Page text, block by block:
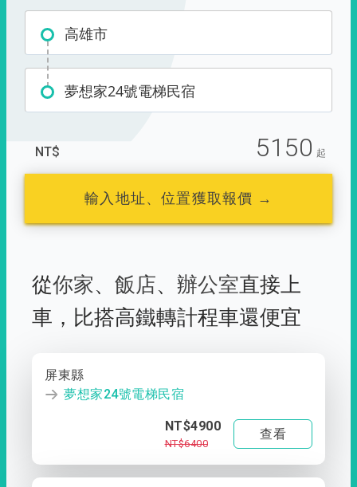
高雄市
夢想家24號電梯民宿
NT$ 5150 起
輸入地址、位置獲取報價 →
從你家、 飯店、 辦公室直接上
車， 比搭高鐵轉計程車還便宜
屏東縣
夢想家24號電梯民宿
NT$4900
NT$6400
查看